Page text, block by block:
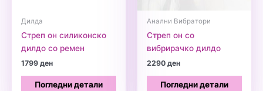
Дилда
Стреп он силиконско
дилдо со ремен
1799ден
Погледни детали
Анални Вибратори
Стреп он со
вибрирачко дилдо
2290ден
Погледни детали